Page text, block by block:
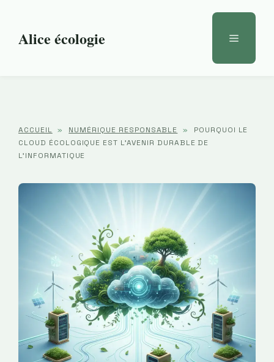
contenuAlice écologie Menu
ACCUEIL » NUMÉRIQUE RESPONSABLE »
POURQUOI LE
CLOUD ÉCOLOGIQUE EST L’AVENIR DURABLE DE
L’INFORMATIQUE